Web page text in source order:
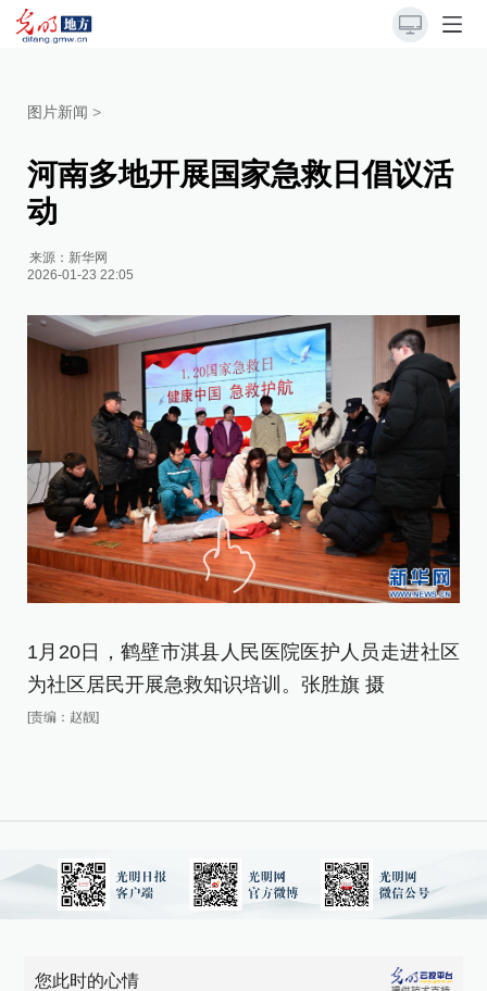
图片新闻 >
河南多地开展国家急救日倡议活
动
来源： 新华网
2026-01-23 22:05
1月20日，鹤壁市淇县人民医院医护人员走进社区
为社区居民开展急救知识培训。张胜旗 摄
[责编：赵靓]
您此时的心情